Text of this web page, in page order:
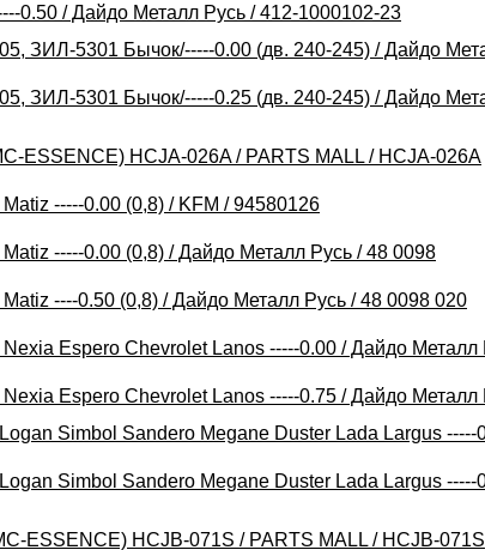
0.50 / Дайдо Металл Русь / 412-1000102-23
ЗИЛ-5301 Бычок/-----0.00 (дв. 240-245) / Дайдо
ЗИЛ-5301 Бычок/-----0.25 (дв. 240-245) / Дайдо
ESSENCE) HCJA-026A / PARTS MALL / HCJA-026A
-----0.00 (0,8) / KFM / 94580126
-----0.00 (0,8) / Дайдо Металл Русь / 48 0098
----0.50 (0,8) / Дайдо Металл Русь / 48 0098 020
Espero Chevrolet Lanos -----0.00 / Дайдо Металл
Espero Chevrolet Lanos -----0.75 / Дайдо Металл
Simbol Sandero Megane Duster Lada Largus -----
Simbol Sandero Megane Duster Lada Largus -----
ESSENCE) HCJB-071S / PARTS MALL / HCJB-071S